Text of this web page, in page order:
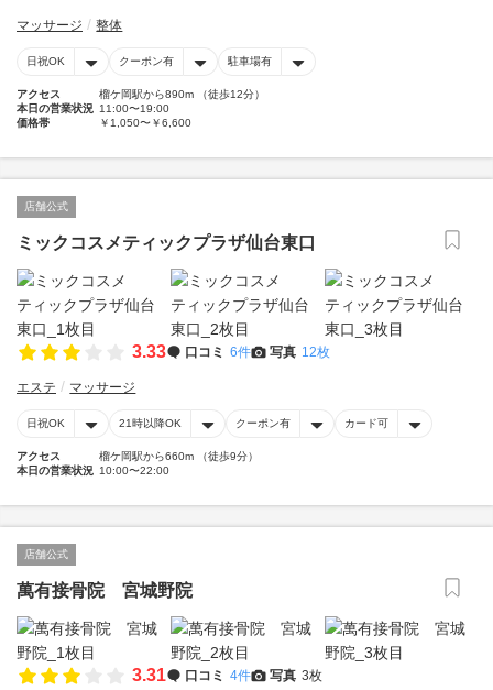
マッサージ 整体
日祝OK クーポン有 駐車場有
アクセス
榴ケ岡駅から890m （徒歩12分）
本日の営業状況 11:00〜19:00
価格帯
￥1,050〜￥6,600
店舗公式
ミックコスメティックプラザ仙台東口
3.33 口コミ 6件 写真 12枚
エステ マッサージ
日祝OK 21時以降OK クーポン有 カード可
アクセス
榴ケ岡駅から660m （徒歩9分）
本日の営業状況 10:00〜22:00
店舗公式
萬有接骨院 宮城野院
3.31 口コミ 4件 写真 3枚